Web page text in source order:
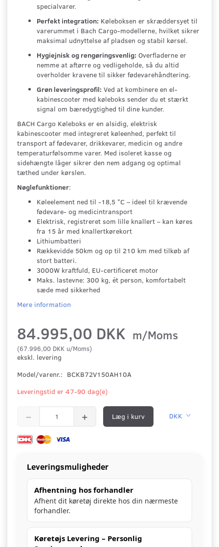
specialvarer.
Perfekt integration: Køleboksen er skræddersyet til
varerummet i Bach Cargo-modellerne, hvilket sikrer
maksimal udnyttelse af pladsen og stabil kørsel.
Hygiejnisk og rengøringsvenlig: Overfladerne er
nemme at aftørre og vedligeholde, så du altid
overholder kravene til sikker fødevarehåndtering.
Grøn leveringsprofil: Ved at kombinere en el-
kabinescooter med køleboks sender du et stærkt
signal om bæredygtighed til dine kunder.
BACH Cargo Køleboks er en alsidig, elektrisk
kabinescooter med integreret køleenhed, perfekt til
transport af fødevarer, drikkevarer, medicin og andre
temperaturfølsomme varer. Med isoleret kasse og
sidehængte låger sikrer den nem adgang og optimal
tæthed under kørslen.
Nøglefunktioner:
Køleelement ned til -18,5 °C – ideel til krævende
fødevare- og medicintransport
Elektrisk, registreret som lille knallert – kan køres
fra 15 år med knallertkørekort
Lithiumbatteri
Rækkevidde 50km og op til 210 km med tilkøb af
stort batteri.
3000W kraftfuld, EU-certificeret motor
Maks. lastevne: 300 kg, ét person, komfortabelt
sæde med sikkerhed
Mere information
84.995,00 DKK m/Moms
(67.996,00 DKK u/Moms)
ekskl. levering
Model/varenr.: BCKB72V150AH10A
Leveringstid er 47-90 dag(e)
Læg i kurv DKK
Leveringsmuligheder
Afhentning hos forhandler
Afhent dit køretøj direkte hos din nærmeste
forhandler.
Køretøjs Levering – Personlig